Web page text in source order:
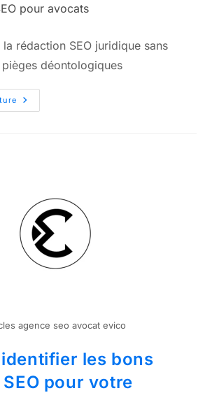
pour avocats
rédaction SEO juridique sans
déontologiques
agence seo avocat evico
les bons
pour votre